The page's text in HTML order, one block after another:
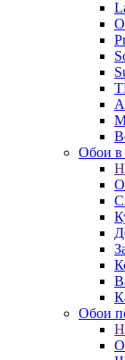
Обои в
Обои